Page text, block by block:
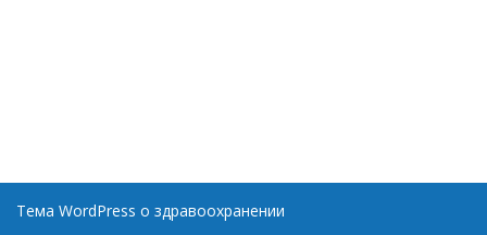
Тема WordPress о здравоохранении